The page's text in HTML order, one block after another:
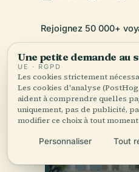
Rejoignez 50 000+
Une petite demande au
UE · RGPD
Les cookies strictement
Les cookies d'analyse
aident à comprendre quelles
uniquement, pas de publicité,
modifier ce choix à tout
Personnaliser Tout